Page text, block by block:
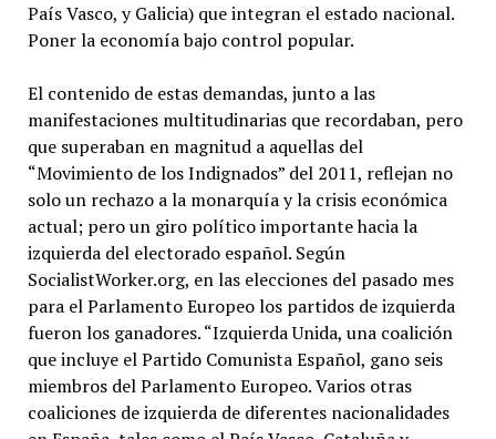
País Vasco, y Galicia) que integran el estado nacional.
Poner la economía bajo control popular.
El contenido de estas demandas, junto a las
manifestaciones multitudinarias que recordaban, pero
que superaban en magnitud a aquellas del
“Movimiento de los Indignados” del 2011, reflejan no
solo un rechazo a la monarquía y la crisis económica
actual; pero un giro político importante hacia la
izquierda del electorado español. Según
SocialistWorker.org, en las elecciones del pasado mes
para el Parlamento Europeo los partidos de izquierda
fueron los ganadores. “Izquierda Unida, una coalición
que incluye el Partido Comunista Español, gano seis
miembros del Parlamento Europeo. Varios otras
coaliciones de izquierda de diferentes nacionalidades